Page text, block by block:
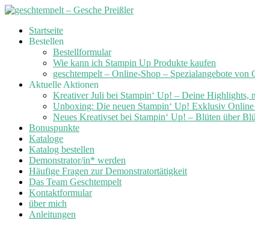
Skip
Startseite
Bestellen
Bestellformular
Wie kann ich Stampin Up Produkte kaufen
geschtempelt – Online-Shop – Spezialangebote von
Aktuelle Aktionen
Kreativer Juli bei Stampin‘ Up! – Deine Highlights,
Unboxing: Die neuen Stampin‘ Up! Exklusiv
Neues Kreativset bei Stampin‘ Up! – Blüten über
Bonuspunkte
Kataloge
Katalog bestellen
Demonstrator/in* werden
Häufige Fragen zur Demonstratortätigkeit
Das Team Geschtempelt
Kontaktformular
über mich
Anleitungen